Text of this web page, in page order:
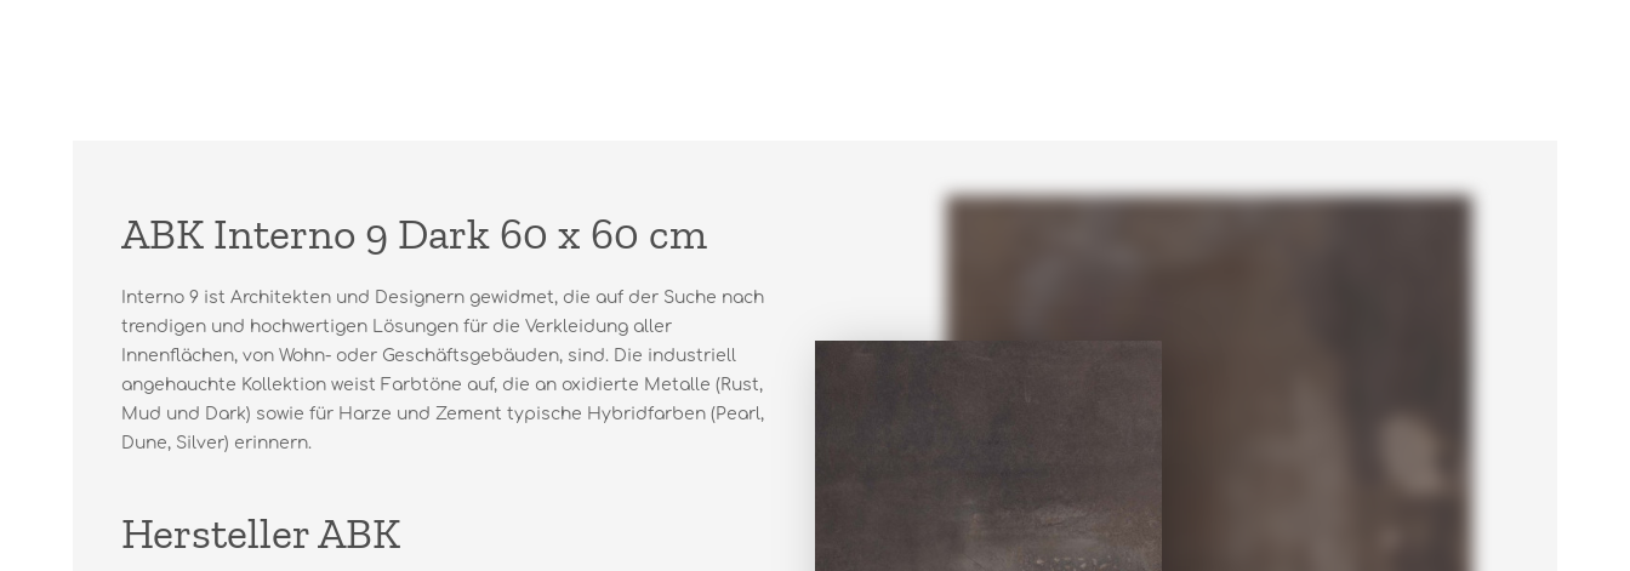
ABK Interno 9 Dark 60 x 60 cm
Interno 9 ist Architekten und Designern gewidmet, die auf der Suche nach
trendigen und hochwertigen Lösungen für die Verkleidung aller
Innenflächen, von Wohn- oder Geschäftsgebäuden, sind. Die industriell
angehauchte Kollektion weist Farbtöne auf, die an oxidierte Metalle (Rust,
Mud und Dark) sowie für Harze und Zement typische Hybridfarben (Pearl,
Dune, Silver) erinnern.
Hersteller ABK